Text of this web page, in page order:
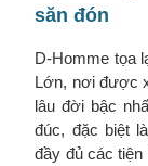
săn đón
D-Homme tọa
Lớn, nơi được
lâu đời bậc
đúc, đặc biệt
đầy đủ các